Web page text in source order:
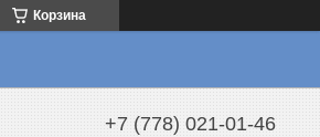
Корзина
+7 (778) 021-01-46